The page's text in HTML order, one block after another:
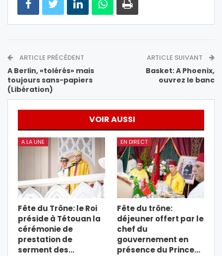
ARTICLE PRÉCÉDENT
A Berlin, «tolérés» mais
toujours sans-papiers
(Libération)
ARTICLE SUIVANT
Basket: A Phoenix,
ouvrez le banc
VOIR AUSSI
A LA UNE
Fête du Trône: le Roi
préside à Tétouan la
cérémonie de
prestation de
serment des…
EN DIRECT
Fête du trône:
déjeuner offert par le
chef du
gouvernement en
présence du Prince…